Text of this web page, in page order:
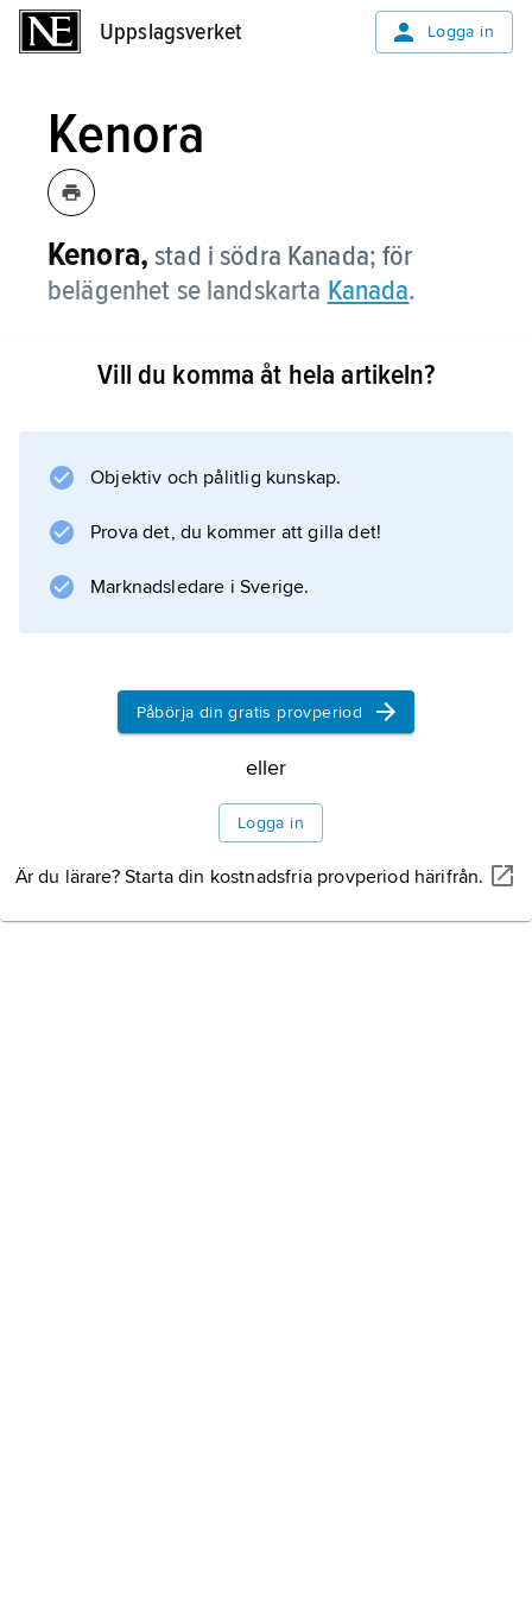
Uppslagsverket Logga in
Kenora
Kenora, stad i södra Kanada; för
belägenhet se landskarta Kanada.
Vill du komma åt hela artikeln?
Objektiv och pålitlig kunskap.
Prova det, du kommer att gilla det!
Marknadsledare i Sverige.
Påbörja din gratis provperiod
eller
Logga in
Är du lärare? Starta din kostnadsfria provperiod härifrån.